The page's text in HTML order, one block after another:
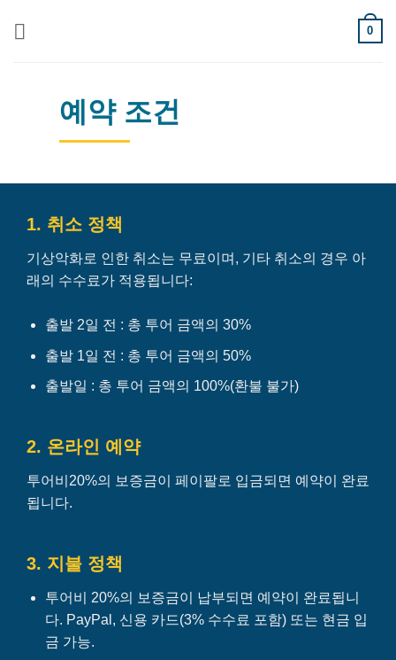
0
예약 조건
1. 취소 정책
기상악화로 인한 취소는 무료이며, 기타 취소의 경우 아
래의 수수료가 적용됩니다:
출발 2일 전 : 총 투어 금액의 30%
출발 1일 전 : 총 투어 금액의 50%
출발일 : 총 투어 금액의 100%(환불 불가)
2. 온라인 예약
투어비20%의 보증금이 페이팔로 입금되면 예약이 완료
됩니다.
3. 지불 정책
투어비 20%의 보증금이 납부되면 예약이 완료됩니
다. PayPal, 신용 카드(3% 수수료 포함) 또는 현금 입
금 가능.